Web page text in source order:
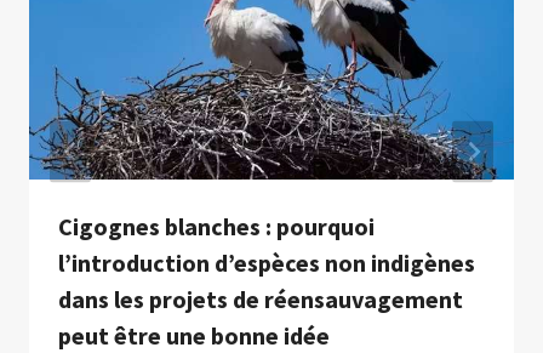
Cigognes blanches : pourquoi
l’introduction d’espèces non indigènes
dans les projets de réensauvagement
peut être une bonne idée